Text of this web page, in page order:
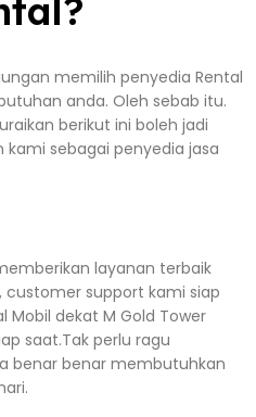
memilih penyedia Rental
anda. Oleh sebab itu.
berikut ini boleh jadi
sebagai penyedia jasa
layanan terbaik
customer support kami siap
Mobil dekat M Gold Tower
saat.Tak perlu ragu
benar benar membutuhkan